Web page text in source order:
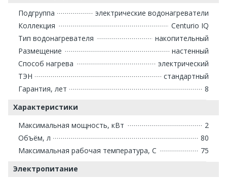
Подгруппа
электрические водонагреватели
Коллекция
Centurio IQ
Тип водонагревателя
накопительный
Размещение
настенный
Способ нагрева
электрический
ТЭН
стандартный
Гарантия, лет
8
Характеристики
Максимальная мощность, кВт
2
Объём, л
80
Максимальная рабочая температура, С
75
Электропитание